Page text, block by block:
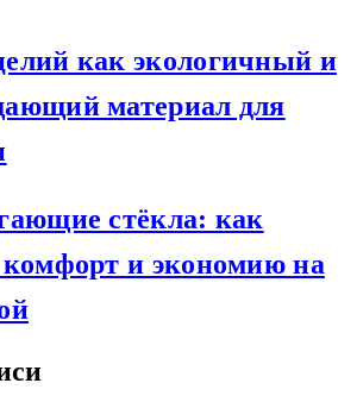
как экологичный и
материал для
стёкла: как
комфорт и экономию на